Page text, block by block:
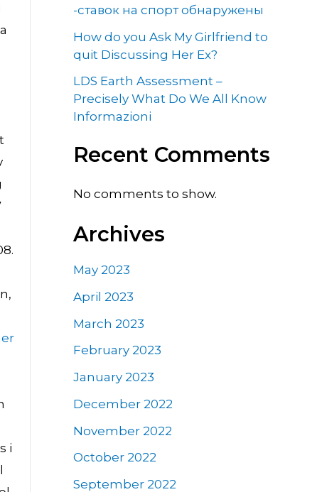
i
-ставок на спорт обнаружены
How do you Ask My Girlfriend to
quit Discussing Her Ex?
LDS Earth Assessment –
Precisely What Do We All Know
Informazioni
Recent Comments
No comments to show.
Archives
May 2023
April 2023
March 2023
February 2023
January 2023
December 2022
November 2022
October 2022
September 2022